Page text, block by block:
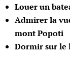
Louer un
Admirer la
mont Popoti
Dormir sur le